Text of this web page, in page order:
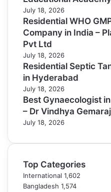
July 18, 2026
Residential WHO
Company in India –
Pvt Ltd
July 18, 2026
Residential Septic
in Hyderabad
July 18, 2026
Best Gynaecologist
– Dr Vindhya
July 18, 2026
Top Categories
International 1,602
Bangladesh 1,574